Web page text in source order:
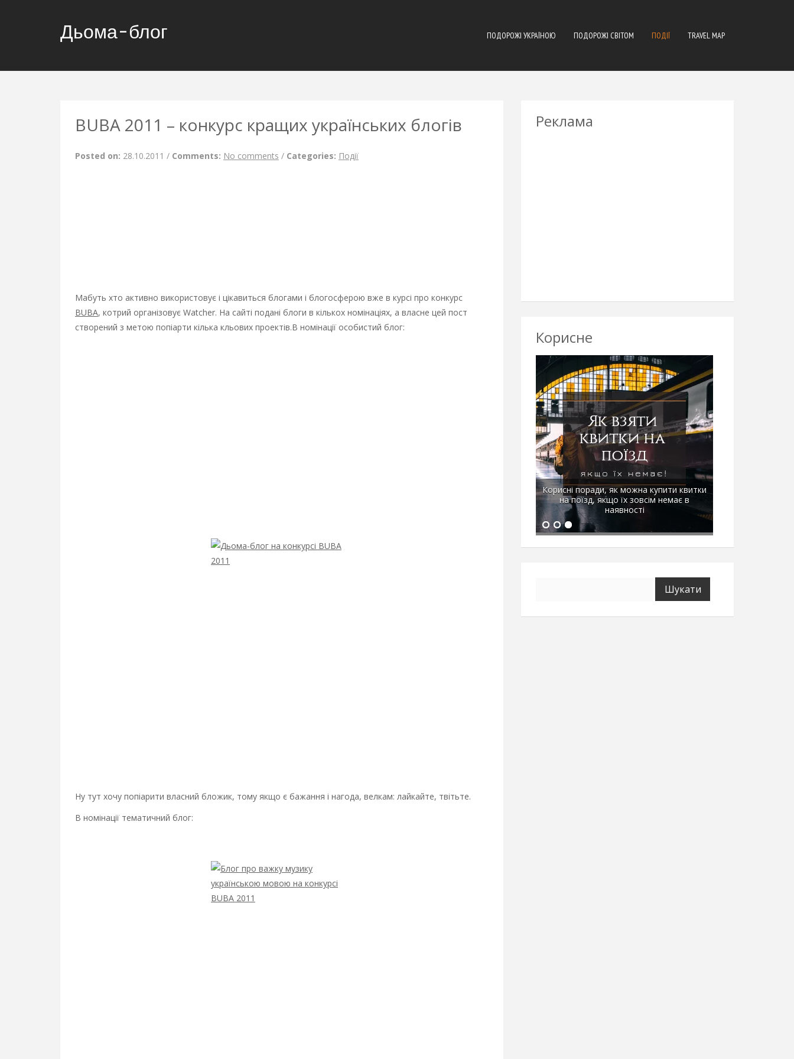
Дьома-блог ПОДОРОЖІ УКРАЇНОЮ ПОДОРОЖІ СВІТОМ ПОДІЇ TRAVEL MAP
BUBA 2011 – конкурс кращих українських блогів
Posted on: 28.10.2011 / Comments: No comments / Categories: Події
Мабуть хто активно використовує і цікавиться блогами і блогосферою вже в курсі про конкурс
BUBA, котрий організовує Watcher. На сайті подані блоги в кількох номінаціях, а власне цей пост
створений з метою попіарти кілька кльових проектів.В номінації особистий блог:
Ну тут хочу попіарити власний бложик, тому якщо є бажання і нагода, велкам: лайкайте, твітьте.
В номінації тематичний блог:
Реклама
Корисне
Корисні поради, як можна купити квитки
на поїзд, якщо їх зовсім немає в
наявності